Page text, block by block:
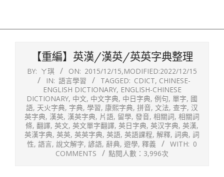
【重編】英漢/漢英/英英字典整理
BY: ㄚ琪 ON: 2015/12/15,MODIFIED:2022/12/15
IN: 語言學習 TAGGED: CDICT, CHINESE-
ENGLISH DICTIONARY, ENGLISH-CHINESE
DICTIONARY, 中文, 中文字典, 中日字典, 例句, 單字, 國
語, 天火字典, 字典, 學習, 康熙字典, 拼音, 文法, 查字, 汉
英字典, 漢英, 漢英字典, 片語, 留學, 發音, 相關詞, 相關詞
條, 翻譯, 英文, 英文單字翻譯, 英日字典, 英汉字典, 英漢,
英漢字典, 英英, 英英字典, 英語, 英語課程, 解釋, 詞典, 詞
性, 語言, 說文解字, 諺語, 辭典, 遊學, 釋義 WITH: 0
COMMENTS
點閱人數：3,996次